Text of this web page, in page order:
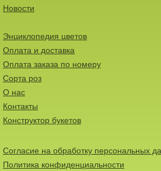
Новости
Энциклопедия цветов
Оплата и доставка
Оплата заказа по номеру
Сорта роз
О нас
Контакты
Конструктор букетов
Согласие на обработку персональных
Политика конфиденциальности